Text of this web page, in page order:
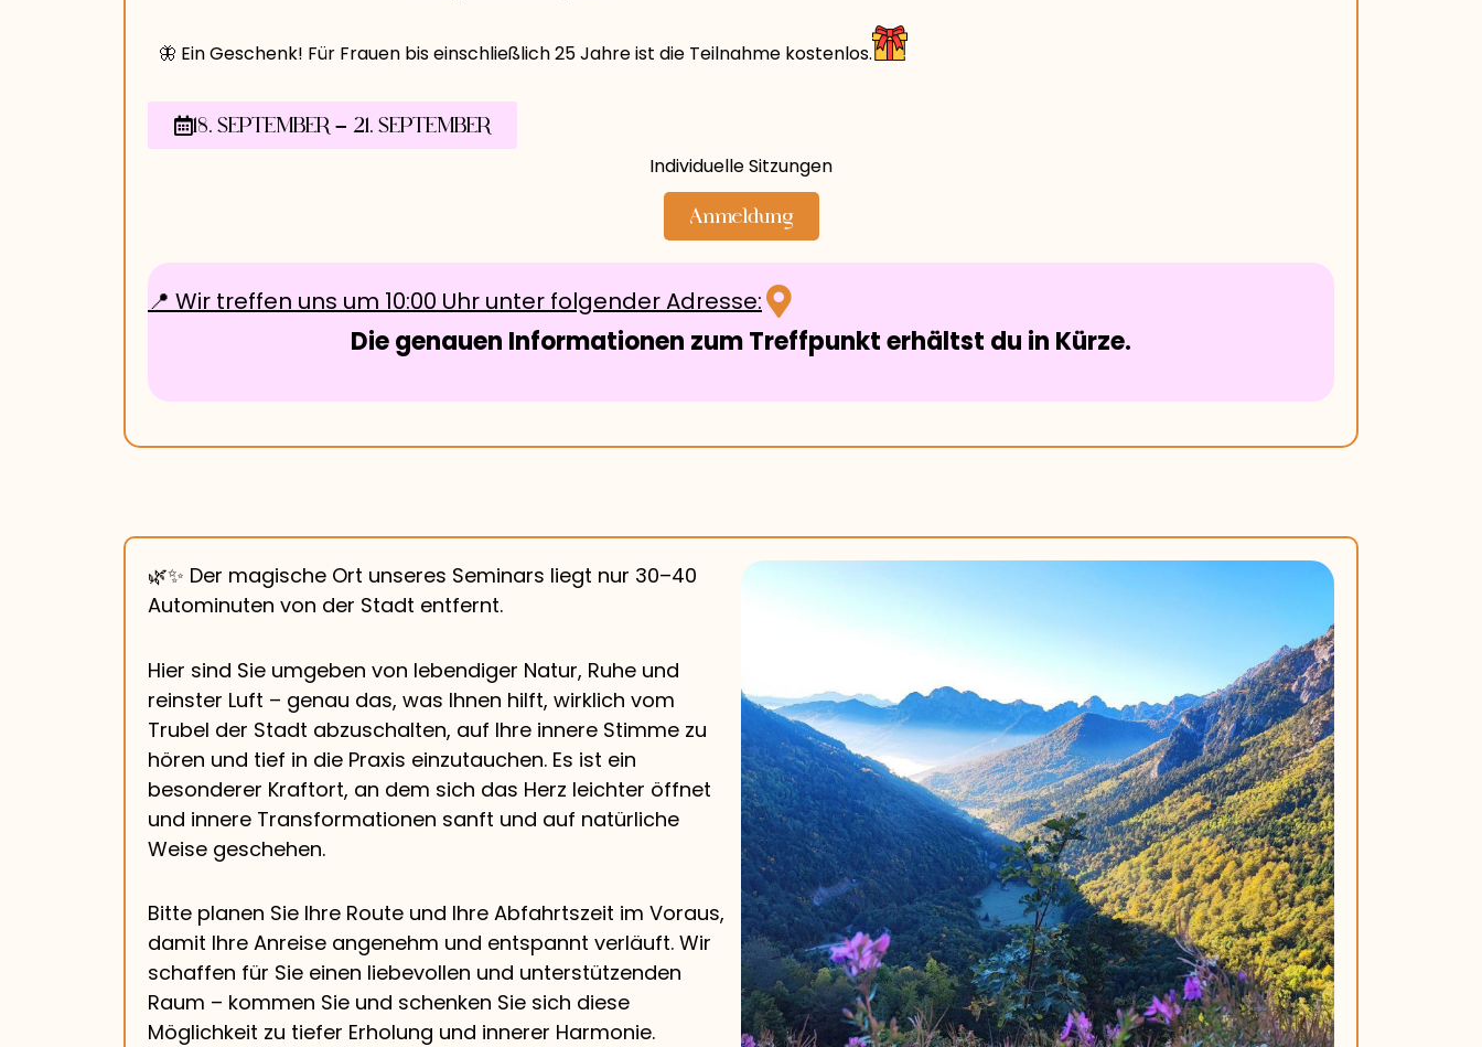
🦋 Ein Geschenk! Für Frauen bis einschließlich 25 Jahre ist die Teilnahme kostenlos.
18. SEPTEMBER – 21. SEPTEMBER
Individuelle Sitzungen
Anmeldung
📍 Wir treffen uns um 10:00 Uhr unter folgender Adresse:
Die genauen Informationen zum Treffpunkt erhältst du in Kürze.
🌿✨ Der magische Ort unseres Seminars liegt nur 30–40
Autominuten von der Stadt entfernt.
Hier sind Sie umgeben von lebendiger Natur, Ruhe und
reinster Luft – genau das, was Ihnen hilft, wirklich vom
Trubel der Stadt abzuschalten, auf Ihre innere Stimme zu
hören und tief in die Praxis einzutauchen. Es ist ein
besonderer Kraftort, an dem sich das Herz leichter öffnet
und innere Transformationen sanft und auf natürliche
Weise geschehen.
Bitte planen Sie Ihre Route und Ihre Abfahrtszeit im Voraus,
damit Ihre Anreise angenehm und entspannt verläuft. Wir
schaffen für Sie einen liebevollen und unterstützenden
Raum – kommen Sie und schenken Sie sich diese
Möglichkeit zu tiefer Erholung und innerer Harmonie.